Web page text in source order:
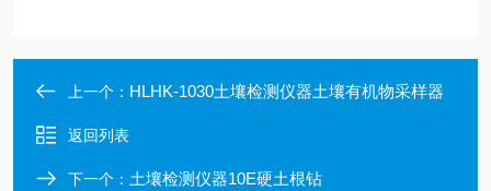
上一个： HLHK-1030土壤检测仪器土壤有机物采样器
返回列表
下一个： 土壤检测仪器10E硬土根钻